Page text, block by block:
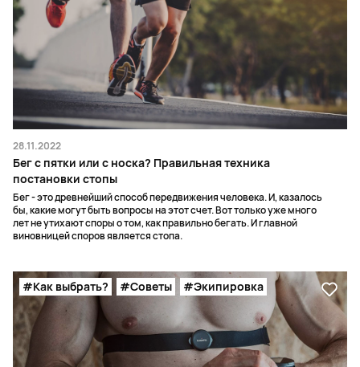
28.11.2022
Бег с пятки или с носка? Правильная техника
постановки стопы
Бег - это древнейший способ передвижения человека. И, казалось
бы, какие могут быть вопросы на этот счет. Вот только уже много
лет не утихают споры о том, как правильно бегать. И главной
виновницей споров является стопа.
#Как выбрать? #Советы #Экипировка